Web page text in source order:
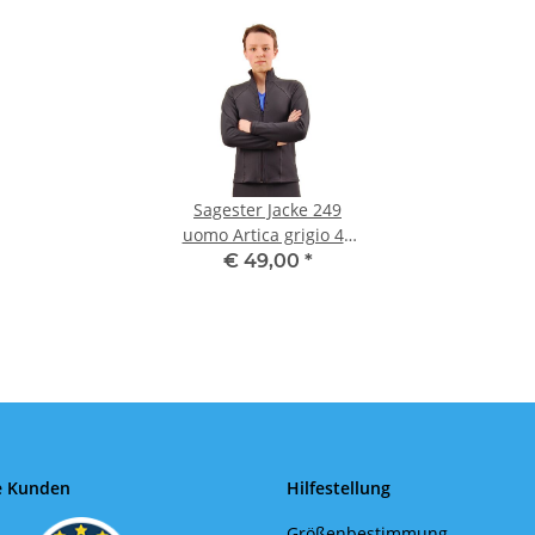
Sagester Jacke 249
uomo Artica grigio 42
(XS, 143- 155)
€ 49,00 *
Kunden Hilfestellung